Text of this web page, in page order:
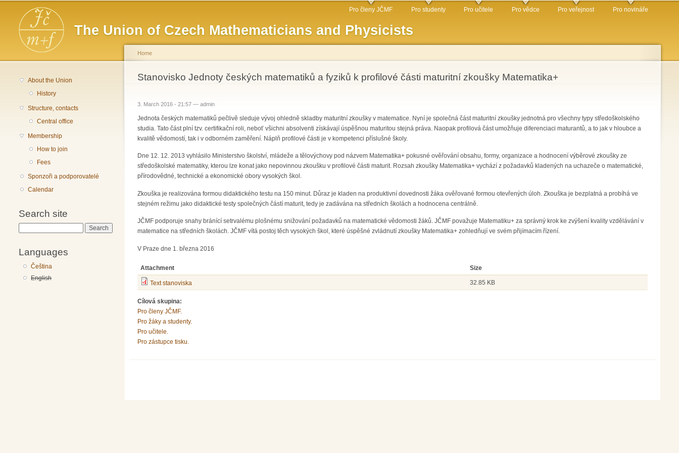
The Union of Czech Mathematicians and Physicists
Main menu Pro členy JČMF Pro studenty Pro učitele Pro vědce Pro veřejnost Pro novináře
About the Union
History
Structure, contacts
Central office
Membership
How to join
Fees
Sponzoři a podporovatelé
Calendar
Search site
Languages
Čeština
English
You are here
Home
Stanovisko Jednoty českých matematiků a fyziků k profilové části maturitní zkoušky Matematika+
3. March 2016 - 21:57 — admin
Jednota českých matematiků pečlivě sleduje vývoj ohledně skladby maturitní zkoušky v matematice. Nyní je společná část maturitní zkoušky jednotná pro všechny typy středoškolského
studia. Tato část plní tzv. certifikační roli, neboť všichni absolventi získávají úspěšnou maturitou stejná práva. Naopak profilová část umožňuje diferenciaci maturantů, a to jak v hloubce a
kvalitě vědomostí, tak i v odborném zaměření. Náplň profilové části je v kompetenci příslušné školy.
Dne 12. 12. 2013 vyhlásilo Ministerstvo školství, mládeže a tělovýchovy pod názvem Matematika+ pokusné ověřování obsahu, formy, organizace a hodnocení výběrové zkoušky ze
středoškolské matematiky, kterou lze konat jako nepovinnou zkoušku v profilové části maturit. Rozsah zkoušky Matematika+ vychází z požadavků kladených na uchazeče o matematické,
přírodovědné, technické a ekonomické obory vysokých škol.
Zkouška je realizována formou didaktického testu na 150 minut. Důraz je kladen na produktivní dovednosti žáka ověřované formou otevřených úloh. Zkouška je bezplatná a probíhá ve
stejném režimu jako didaktické testy společných částí maturit, tedy je zadávána na středních školách a hodnocena centrálně.
JČMF podporuje snahy bránící setrvalému plošnému snižování požadavků na matematické vědomosti žáků. JČMF považuje Matematiku+ za správný krok ke zvýšení kvality vzdělávání v
matematice na středních školách. JČMF vítá postoj těch vysokých škol, které úspěšné zvládnutí zkoušky Matematika+ zohledňují ve svém přijímacím řízení.
V Praze dne 1. března 2016
Attachment Size
Text stanoviska 32.85 KB
Cílová skupina:
Pro členy JČMF.
Pro žáky a studenty.
Pro učitele.
Pro zástupce tisku.